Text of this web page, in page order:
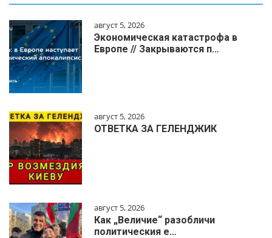
август 5, 2026
Экономическая катастрофа в
Европе // Закрываются п…
август 5, 2026
ОТВЕТКА ЗА ГЕЛЕНДЖИК
август 5, 2026
Как „Величие“ разобличи
политическия е…